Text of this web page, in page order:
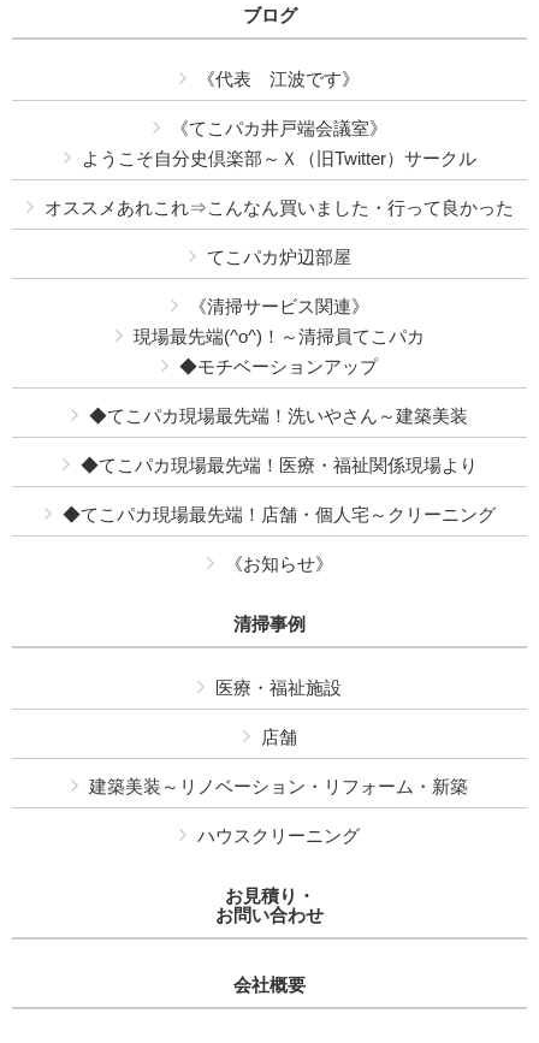
ブログ
《代表 江波です》
《てこパカ井戸端会議室》
ようこそ自分史倶楽部～Ｘ（旧Twitter）サークル
オススメあれこれ⇒こんなん買いました・行って良かった
てこパカ炉辺部屋
《清掃サービス関連》
現場最先端(^o^)！～清掃員てこパカ
◆モチベーションアップ
◆てこパカ現場最先端！洗いやさん～建築美装
◆てこパカ現場最先端！医療・福祉関係現場より
◆てこパカ現場最先端！店舗・個人宅～クリーニング
《お知らせ》
清掃事例
医療・福祉施設
店舗
建築美装～リノベーション・リフォーム・新築
ハウスクリーニング
お見積り・
お問い合わせ
会社概要